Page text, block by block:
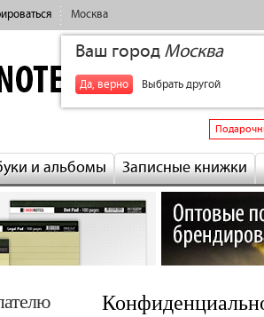
Москва
Ваш город Москва
Да, верно Выбрать другой
и альбомы Записные книжки